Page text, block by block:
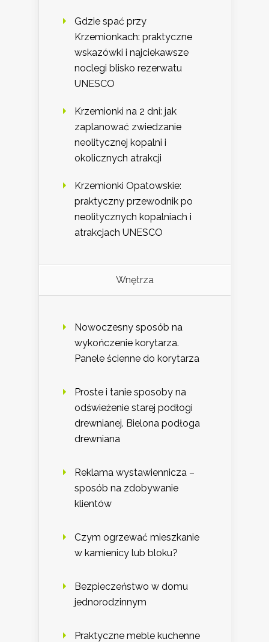
Gdzie spać przy
Krzemionkach: praktyczne
wskazówki i najciekawsze
noclegi blisko rezerwatu
UNESCO
Krzemionki na 2 dni: jak
zaplanować zwiedzanie
neolitycznej kopalni i
okolicznych atrakcji
Krzemionki Opatowskie:
praktyczny przewodnik po
neolitycznych kopalniach i
atrakcjach UNESCO
Wnętrza
Nowoczesny sposób na
wykończenie korytarza.
Panele ścienne do korytarza
Proste i tanie sposoby na
odświeżenie starej podłogi
drewnianej. Bielona podłoga
drewniana
Reklama wystawiennicza –
sposób na zdobywanie
klientów
Czym ogrzewać mieszkanie
w kamienicy lub bloku?
Bezpieczeństwo w domu
jednorodzinnym
Praktyczne meble kuchenne